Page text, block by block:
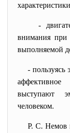
-
внимания при
выполняемой
- пользуясь
выступают
человеком.
Р. С. Немов